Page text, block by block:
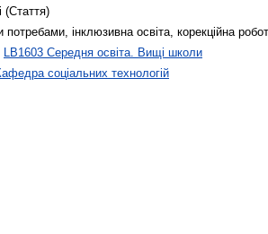
(Стаття)
потребами, інклюзивна освіта, корекційна
LB1603 Середня освіта. Вищі школи
соціальних технологій